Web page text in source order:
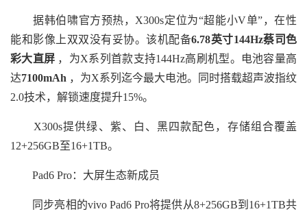
据韩伯啸官方预热，X300s定位为“超能小V单”，在性
能和影像上双双没有妥协。该机配备6.78英寸144Hz蔡司色
彩大直屏 ，为X系列首款支持144Hz高刷机型。电池容量高
达7100mAh ，为X系列迄今最大电池。同时搭载超声波指纹
2.0技术，解锁速度提升15%。
X300s提供绿、紫、白、黑四款配色，存储组合覆盖
12+256GB至16+1TB。
Pad6 Pro：大屏生态新成员
同步亮相的vivo Pad6 Pro将提供从8+256GB到16+1TB共